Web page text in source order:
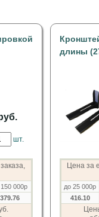
шт.
000р
379.76
длины
Цена за
до 25 000р
416.10